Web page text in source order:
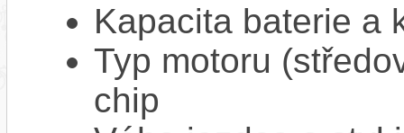
Kapacita baterie a
Typ motoru
chip